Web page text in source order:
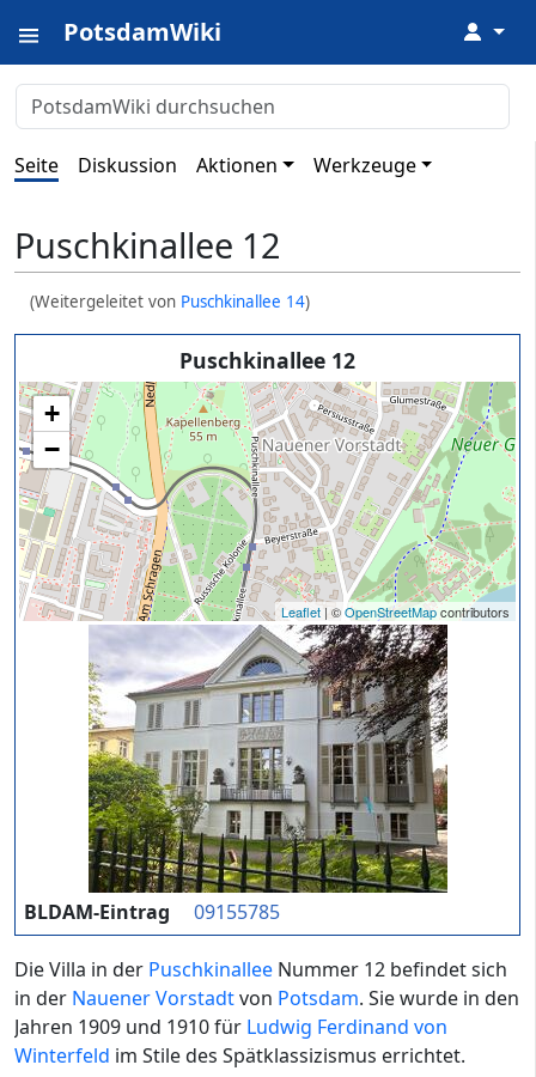
PotsdamWiki ↓
Seite Diskussion Aktionen Werkzeuge
Puschkinallee 12
(Weitergeleitet von Puschkinallee 14)
Puschkinallee 12
+
−
Leaflet | ©OpenStreetMapcontributors
BLDAM-Eintrag 09155785
Die Villa in der Puschkinallee Nummer 12 befindet sich
in der Nauener Vorstadtvon Potsdam. Sie wurde in den
Jahren 1909 und 1910 für Ludwig Ferdinand von
Winterfeld im Stile des Spätklassizismus errichtet.